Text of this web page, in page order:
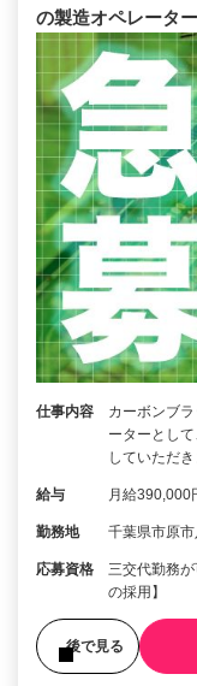
の製造オペレータ
仕事内容
カーボンブ
ーターとし
していただ
給与 月給390,000
勤務地 千葉県市原
応募資格
三交代勤務
の採用】
後で見る